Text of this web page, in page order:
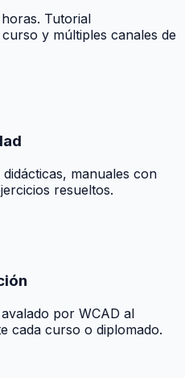
Tutorial
y múltiples canales de
manuales con
resueltos.
por WCAD al
cada curso o diplomado.